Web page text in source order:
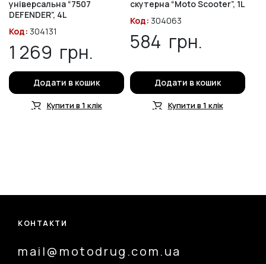
універсальна “7507
DEFENDER”, 4L
Код: 304131
1 269 грн.
Додати в кошик
Купити в 1 клік
скутерна “Moto Scooter”, 1L
Код: 304063
584 грн.
Додати в кошик
Купити в 1 клік
КОНТАКТИ
mail@motodrug.com.ua